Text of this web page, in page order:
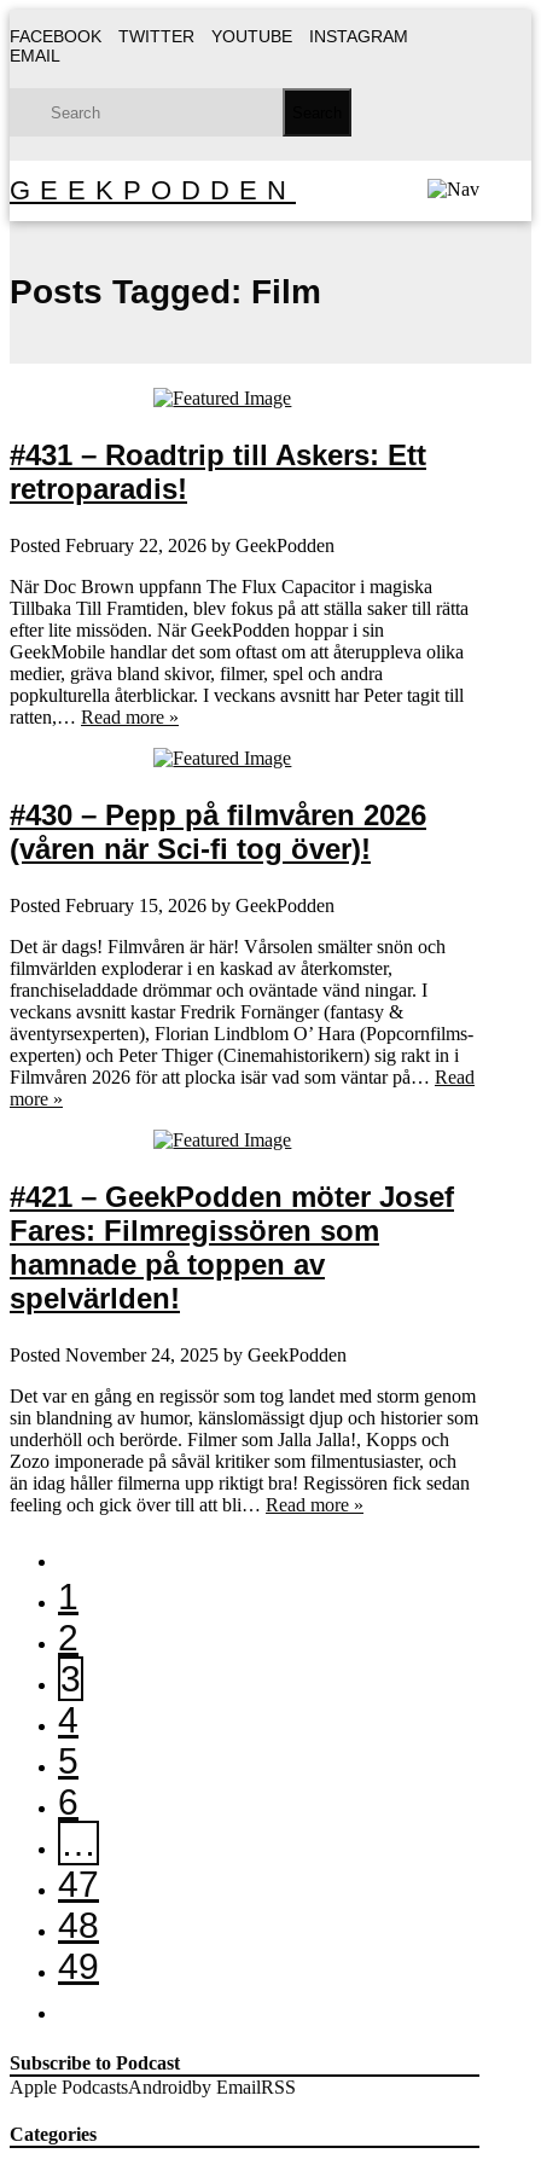
FACEBOOK TWITTER YOUTUBE
INSTAGRAM
EMAIL
GEEKPODDEN
Posts Tagged: Film
#431 – Roadtrip till Askers: Ett
retroparadis!
Posted February 22, 2026 by GeekPodden
När Doc Brown uppfann The Flux Capacitor i magiska
Tillbaka Till Framtiden, blev fokus på att ställa saker till rätta
efter lite missöden. När GeekPodden hoppar i sin
GeekMobile handlar det som oftast om att återuppleva olika
medier, gräva bland skivor, filmer, spel och andra
popkulturella återblickar. I veckans avsnitt har Peter tagit till
ratten,… Read more »
#430 – Pepp på filmvåren 2026
(våren när Sci-fi tog över)!
Posted February 15, 2026 by GeekPodden
Det är dags! Filmvåren är här! Vårsolen smälter snön och
filmvärlden exploderar i en kaskad av återkomster,
franchiseladdade drömmar och oväntade vänd ningar. I
veckans avsnitt kastar Fredrik Fornänger (fantasy &
äventyrsexperten), Florian Lindblom O’ Hara (Popcornfilms-
experten) och Peter Thiger (Cinemahistorikern) sig rakt in i
Filmvåren 2026 för att plocka isär vad som väntar på… Read
more »
#421 – GeekPodden möter Josef
Fares: Filmregissören som
hamnade på toppen av
spelvärlden!
Posted November 24, 2025 by GeekPodden
Det var en gång en regissör som tog landet med storm genom
sin blandning av humor, känslomässigt djup och historier som
underhöll och berörde. Filmer som Jalla Jalla!, Kopps och
Zozo imponerade på såväl kritiker som filmentusiaster, och
än idag håller filmerna upp riktigt bra! Regissören fick sedan
feeling och gick över till att bli… Read more »
1
2
3
4
5
6
…
47
48
49
Subscribe to Podcast
Apple PodcastsAndroidby EmailRSS
Categories